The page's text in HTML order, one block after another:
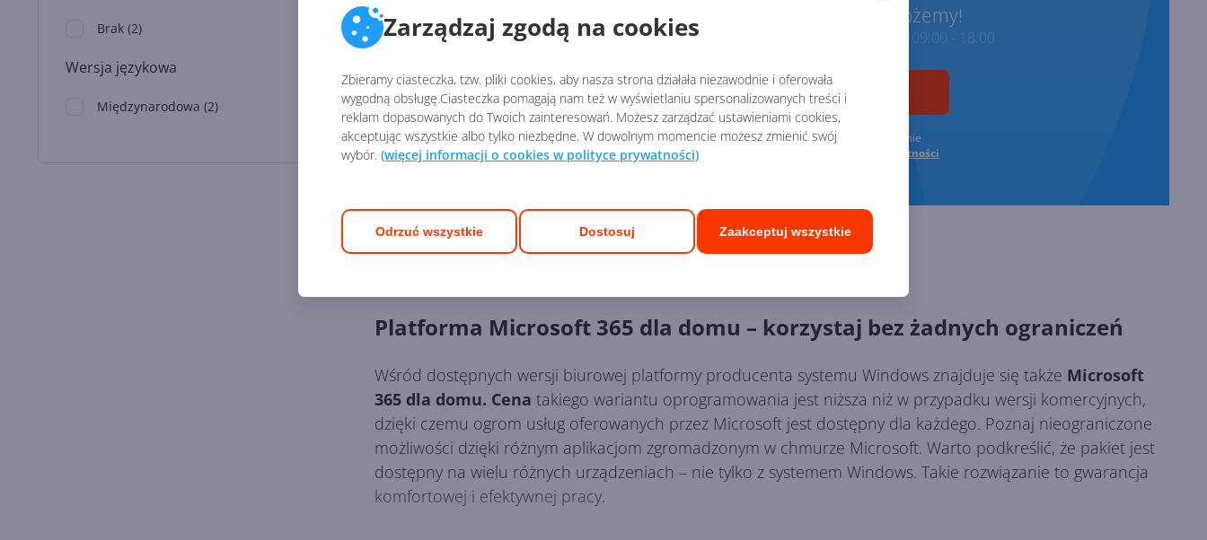
Zarządzaj zgodą na cookies
Zbieramy ciasteczka, tzw. pliki cookies, aby nasza strona działała niezawodnie i oferowała
wygodną obsługę.Ciasteczka pomagają nam też w wyświetlaniu spersonalizowanych treści i
reklam dopasowanych do Twoich zainteresowań. Możesz zarządzać ustawieniami cookies,
akceptując wszystkie albo tylko niezbędne. W dowolnym momencie możesz zmienić swój
wybór. (więcej informacji o cookies w polityce prywatności)
Odrzuć wszystkie Dostosuj Zaakceptuj wszystkie
Brak (2)
Wersja językowa
Międzynarodowa (2)
Zostaw swój numer, oddzwonimy i pomożemy!
Oddzwonimy w ciągu 15 minut w dni robocze w godzinach 09:00 - 18:00
Zostawiając numer telefonu wyrażasz zgodę na przetwarzanie
danych wg zasadRegulaminu sklepu Polityki Prywatności
Platforma Microsoft 365 dla domu – korzystaj bez żadnych ograniczeń
Wśród dostępnych wersji biurowej platformy producenta systemu Windows znajduje się także Microsoft
365 dla domu. Cena takiego wariantu oprogramowania jest niższa niż w przypadku wersji komercyjnych,
dzięki czemu ogrom usług oferowanych przez Microsoft jest dostępny dla każdego. Poznaj nieograniczone
możliwości dzięki różnym aplikacjom zgromadzonym w chmurze Microsoft. Warto podkreślić, że pakiet jest
dostępny na wielu różnych urządzeniach – nie tylko z systemem Windows. Takie rozwiązanie to gwarancja
komfortowej i efektywnej pracy.